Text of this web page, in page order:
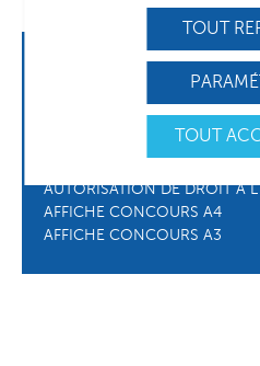
AFFICHE CONCOURS A3
DISPONIBLES
AUTORISATION DE DROIT À
AFFICHE CONCOURS A4
AFFICHE CONCOURS A3
TOUT
TOUT